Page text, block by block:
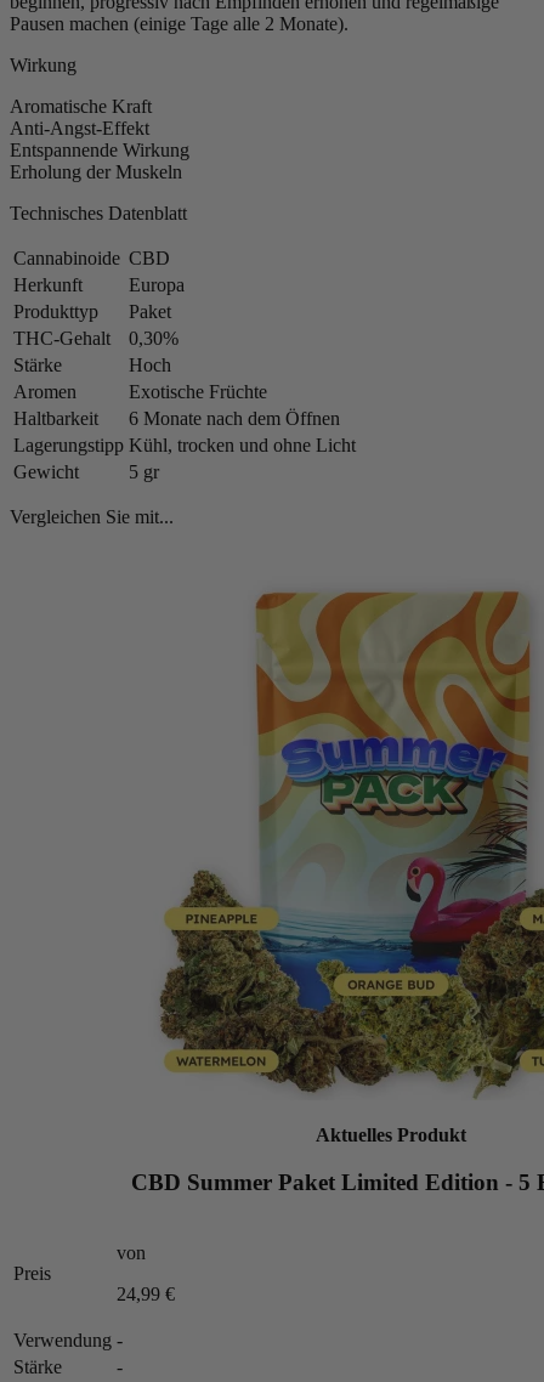
Pausen machen (einige Tage alle 2 Monate).
Wirkung
Aromatische Kraft
Anti-Angst-Effekt
Entspannende Wirkung
Erholung der Muskeln
Technisches Datenblatt
Cannabinoide CBD
Herkunft
Europa
Produkttyp
Paket
THC-Gehalt
0,30%
Stärke
Hoch
Aromen
Exotische Früchte
Haltbarkeit
6 Monate nach dem Öffnen
Lagerungstipp Kühl, trocken und ohne Licht
Gewicht
5 gr
Vergleichen Sie mit...
Aktuelles Produkt
CBD Summer Paket Limited Edition - 5
Preis
von
24,99 €
Verwendung -
Stärke
-